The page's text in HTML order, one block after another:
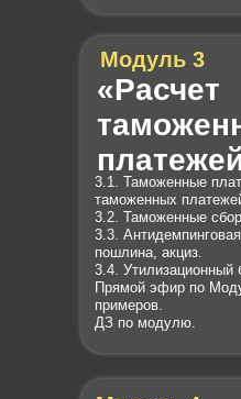
Модуль 3
«Расчет
3.1. Таможенные
таможенных
3.2. Таможенные
3.3.
пошлина, акциз.
3.4. Утилизационный
Прямой эфир по
примеров.
ДЗ по модулю.